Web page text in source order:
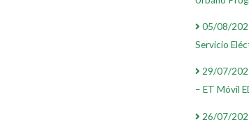
05/08/
Servicio
29/07/
– ET Móvil
26/07/